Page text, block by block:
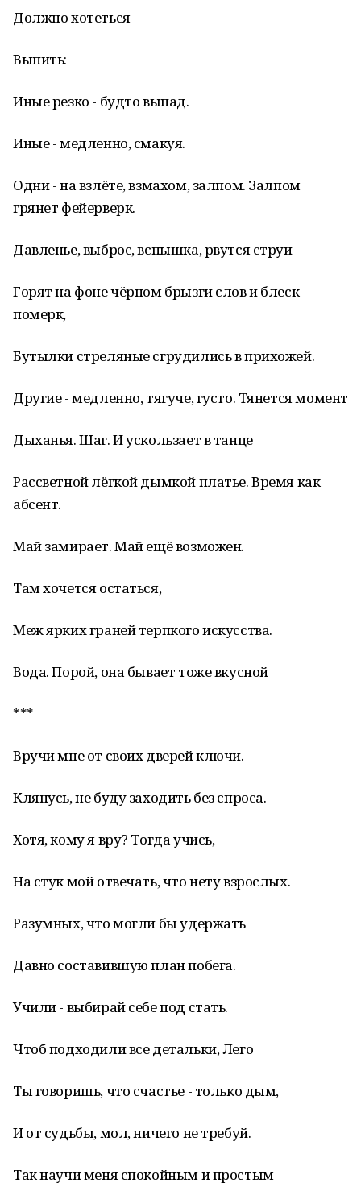
Должно хотеться
Выпить:
Иные резко - будто выпад.
Иные - медленно, смакуя.
Одни - на взлёте, взмахом, залпом. Залпом
грянет фейерверк.
Давленье, выброс, вспышка, рвутся струи
Горят на фоне чёрном брызги слов и блеск
померк,
Бутылки стреляные сгрудились в прихожей.
Другие - медленно, тягуче, густо. Тянется момент
Дыханья. Шаг. И ускользает в танце
Рассветной лёгкой дымкой платье. Время как
абсент.
Май замирает. Май ещё возможен.
Там хочется остаться,
Меж ярких граней терпкого искусства.
Вода. Порой, она бывает тоже вкусной
***
Вручи мне от своих дверей ключи.
Клянусь, не буду заходить без спроса.
Хотя, кому я вру? Тогда учись,
На стук мой отвечать, что нету взрослых.
Разумных, что могли бы удержать
Давно составившую план побега.
Учили - выбирай себе под стать.
Чтоб подходили все детальки, Лего
Ты говоришь, что счастье - только дым,
И от судьбы, мол, ничего не требуй.
Так научи меня спокойным и простым